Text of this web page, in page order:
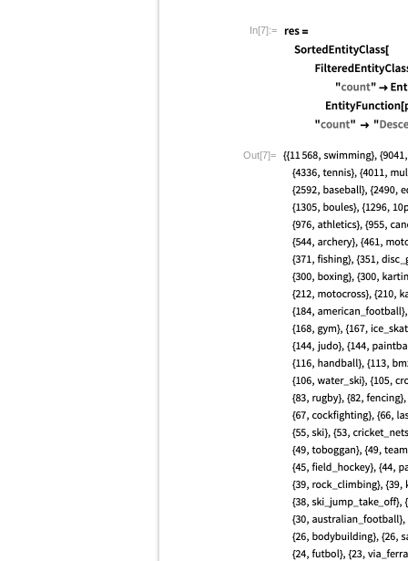
In[7]:=
Out[7]=